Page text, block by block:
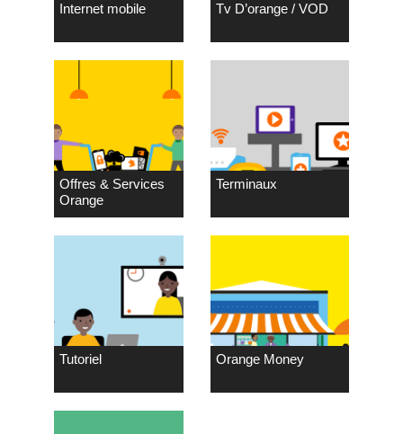
Internet mobile Tv D’orange / VOD
Offres & Services
Orange
Terminaux
Tutoriel Orange Money